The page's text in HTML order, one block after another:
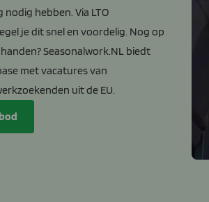
hebben. Via LTO
je dit snel en voordelig. Nog op
Seasonalwork.NL biedt
met vacatures van
uit de EU.